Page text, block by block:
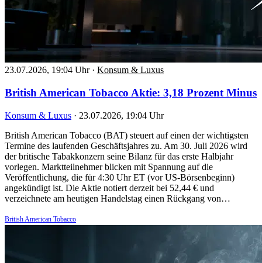
23.07.2026, 19:04 Uhr · Konsum & Luxus
British American Tobacco Aktie: 3,18 Prozent Minus
Konsum & Luxus · 23.07.2026, 19:04 Uhr
British American Tobacco (BAT) steuert auf einen der wichtigsten
Termine des laufenden Geschäftsjahres zu. Am 30. Juli 2026 wird
der britische Tabakkonzern seine Bilanz für das erste Halbjahr
vorlegen. Marktteilnehmer blicken mit Spannung auf die
Veröffentlichung, die für 4:30 Uhr ET (vor US-Börsenbeginn)
angekündigt ist. Die Aktie notiert derzeit bei 52,44 € und
verzeichnete am heutigen Handelstag einen Rückgang von…
British American Tobacco